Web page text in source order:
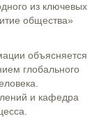
из ключевых
общества»
объясняется
глобального
и кафедра